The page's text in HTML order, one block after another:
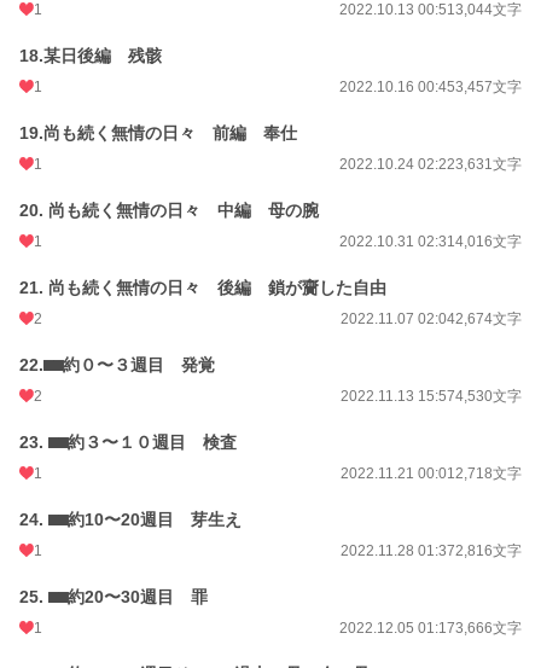
1 2022.10.13 00:513,044文字
18.某日後編 残骸
1 2022.10.16 00:453,457文字
19.尚も続く無情の日々 前編 奉仕
1 2022.10.24 02:223,631文字
20. 尚も続く無情の日々 中編 母の腕
1 2022.10.31 02:314,016文字
21. 尚も続く無情の日々 後編 鎖が齎した自由
2 2022.11.07 02:042,674文字
22.⬛︎⬛︎約０〜３週目 発覚
2 2022.11.13 15:574,530文字
23. ⬛︎⬛︎約３〜１０週目 検査
1 2022.11.21 00:012,718文字
24. ⬛︎⬛︎約10〜20週目 芽生え
1 2022.11.28 01:372,816文字
25. ⬛︎⬛︎約20〜30週目 罪
1 2022.12.05 01:173,666文字